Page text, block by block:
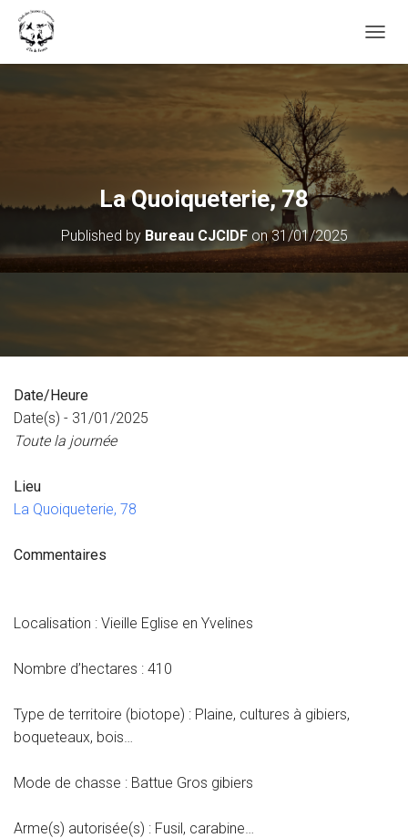
La Quoiqueterie, 78
Published by Bureau CJCIDFon31/01/2025
Date/Heure
Date(s) - 31/01/2025
Toute la journée
Lieu
La Quoiqueterie, 78
Commentaires
Localisation : Vieille Eglise en Yvelines
Nombre d’hectares : 410
Type de territoire (biotope) : Plaine, cultures à gibiers,
boqueteaux, bois…
Mode de chasse : Battue Gros gibiers
Arme(s) autorisée(s) : Fusil, carabine…